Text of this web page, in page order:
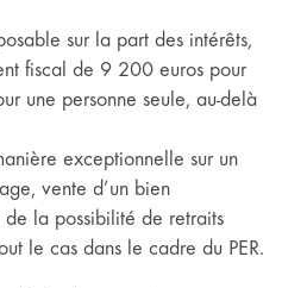
sur la part des intérêts,
fiscal de 9 200 euros pour
une personne seule, au-delà
exceptionnelle sur un
vente d’un bien
la possibilité de retraits
le cas dans le cadre du PER.